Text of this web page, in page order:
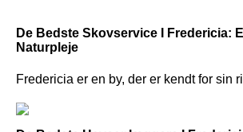
De Bedste Skovservice I Fredericia:
Naturpleje
Fredericia er en by, der er kendt for sin